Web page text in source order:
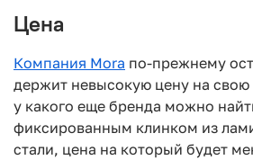
Цена
Компания Mora по-прежнему
держит невысокую цену на
у какого еще бренда можно
фиксированным клинком из
стали, цена на который будет